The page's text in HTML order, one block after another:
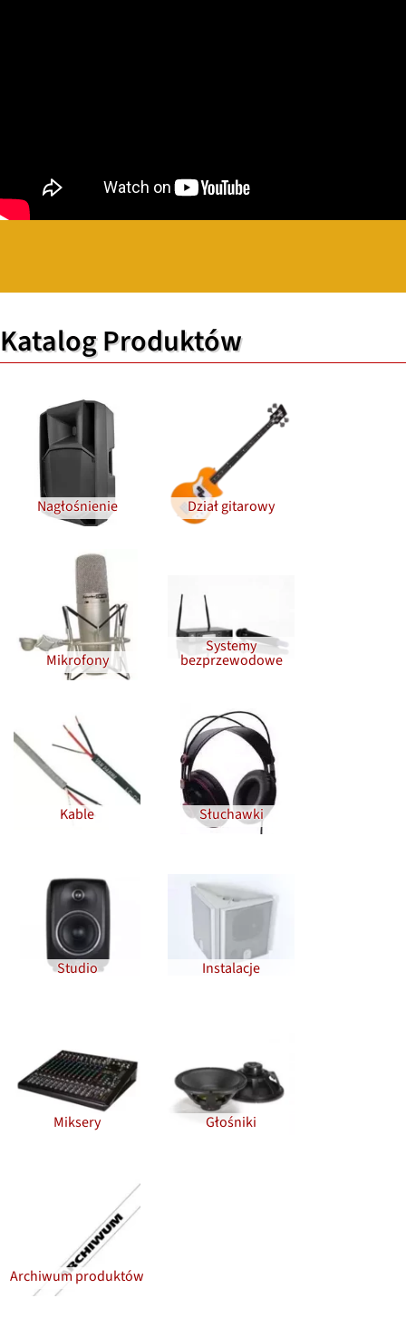
Katalog Produktów
Nagłośnienie Dział gitarowy
Mikrofony
Systemy
bezprzewodowe
Kable Słuchawki
Studio Instalacje
Miksery Głośniki
Archiwum produktów